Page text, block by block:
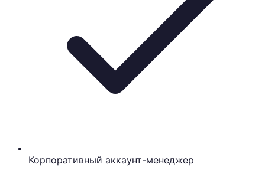
Корпоративный аккаунт-менеджер